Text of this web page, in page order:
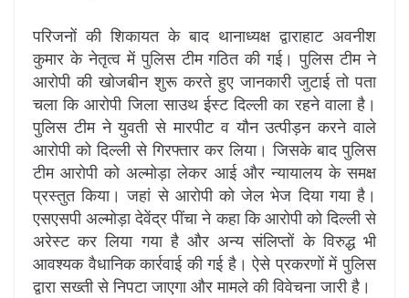
परिजनों की शिकायत के बाद थानाध्यक्ष द्वाराहाट अवनीश
कुमार के नेतृत्व में पुलिस टीम गठित की गई। पुलिस टीम ने
आरोपी की खोजबीन शुरू करते हुए जानकारी जुटाई तो पता
चला कि आरोपी जिला साउथ ईस्ट दिल्ली का रहने वाला है।
पुलिस टीम ने युवती से मारपीट व यौन उत्पीड़न करने वाले
आरोपी को दिल्ली से गिरफ्तार कर लिया। जिसके बाद पुलिस
टीम आरोपी को अल्मोड़ा लेकर आई और न्यायालय के समक्ष
प्रस्तुत किया। जहां से आरोपी को जेल भेज दिया गया है।
एसएसपी अल्मोड़ा देवेंद्र पींचा ने कहा कि आरोपी को दिल्ली से
अरेस्ट कर लिया गया है और अन्य संलिप्तों के विरुद्ध भी
आवश्यक वैधानिक कार्रवाई की गई है। ऐसे प्रकरणों में पुलिस
द्वारा सख्ती से निपटा जाएगा और मामले की विवेचना जारी है।